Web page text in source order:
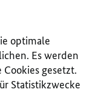
optimale
Es werden
gesetzt.
Statistikzwecke